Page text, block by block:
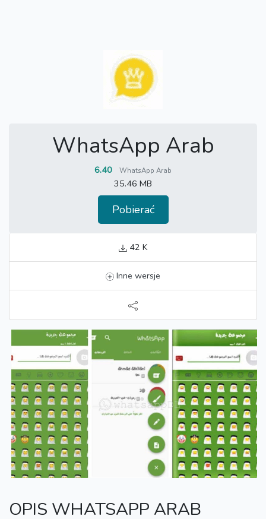
WhatsApp Arab
6.40 WhatsApp Arab
35.46 MB
Pobierać
42 K
Inne wersje
OPIS WHATSAPP ARAB